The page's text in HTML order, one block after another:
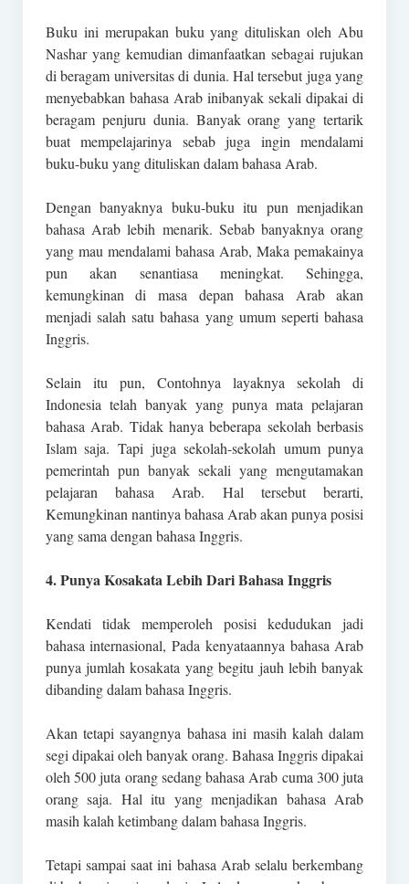
Buku ini merupakan buku yang dituliskan oleh Abu
Nashar yang kemudian dimanfaatkan sebagai rujukan
di beragam universitas di dunia. Hal tersebut juga yang
menyebabkan bahasa Arab inibanyak sekali dipakai di
beragam penjuru dunia. Banyak orang yang tertarik
buat mempelajarinya sebab juga ingin mendalami
buku-buku yang dituliskan dalam bahasa Arab.
Dengan banyaknya buku-buku itu pun menjadikan
bahasa Arab lebih menarik. Sebab banyaknya orang
yang mau mendalami bahasa Arab, Maka pemakainya
pun akan senantiasa meningkat. Sehingga,
kemungkinan di masa depan bahasa Arab akan
menjadi salah satu bahasa yang umum seperti bahasa
Inggris.
Selain itu pun, Contohnya layaknya sekolah di
Indonesia telah banyak yang punya mata pelajaran
bahasa Arab. Tidak hanya beberapa sekolah berbasis
Islam saja. Tapi juga sekolah-sekolah umum punya
pemerintah pun banyak sekali yang mengutamakan
pelajaran bahasa Arab. Hal tersebut berarti,
Kemungkinan nantinya bahasa Arab akan punya posisi
yang sama dengan bahasa Inggris.
4. Punya Kosakata Lebih Dari Bahasa Inggris
Kendati tidak memperoleh posisi kedudukan jadi
bahasa internasional, Pada kenyataannya bahasa Arab
punya jumlah kosakata yang begitu jauh lebih banyak
dibanding dalam bahasa Inggris.
Akan tetapi sayangnya bahasa ini masih kalah dalam
segi dipakai oleh banyak orang. Bahasa Inggris dipakai
oleh 500 juta orang sedang bahasa Arab cuma 300 juta
orang saja. Hal itu yang menjadikan bahasa Arab
masih kalah ketimbang dalam bahasa Inggris.
Tetapi sampai saat ini bahasa Arab selalu berkembang